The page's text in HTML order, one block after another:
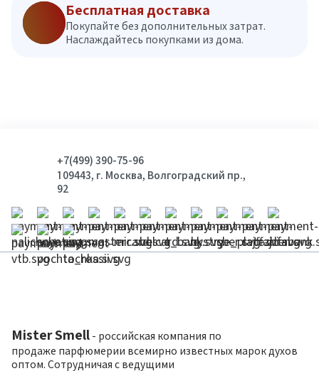
Бесплатная доставка
Покупайте без дополнительных затрат.
Наслаждайтесь покупками из дома.
+7(499) 390-75-96
109443, г. Москва, Волгоградский пр.,
92
Mister Smell - российская компания по
продаже парфюмерии всемирно известных марок духов
оптом. Сотрудничая с ведущими